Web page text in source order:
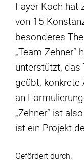
Fayer Koch hat
von 15
besonderes
„Team Zehner“
unterstützt, das
geübt, konkrete
an
„Zehner“ ist
ist ein Projekt
Gefördert durch: